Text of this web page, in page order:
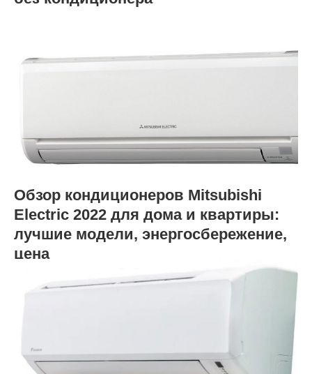
Обзор кондиционеров Mitsubishi
Electric 2022 для дома и квартиры:
лучшие модели, энергосбережение,
цена